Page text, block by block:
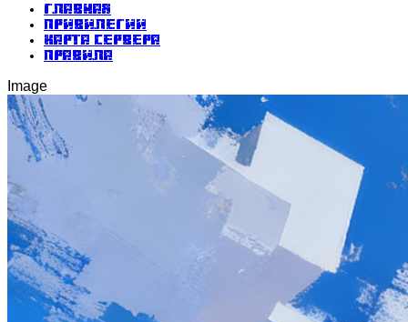
Главная
Привилегии
Карта сервера
Правила
Image